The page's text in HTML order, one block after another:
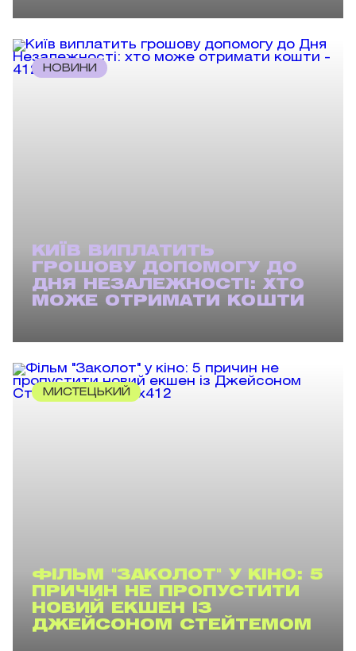
НОВИНИ
КИЇВ ВИПЛАТИТЬ
ГРОШОВУ ДОПОМОГУ ДО
ДНЯ НЕЗАЛЕЖНОСТІ: ХТО
МОЖЕ ОТРИМАТИ КОШТИ
МИСТЕЦЬКИЙ
ФІЛЬМ "ЗАКОЛОТ" У КІНО: 5
ПРИЧИН НЕ ПРОПУСТИТИ
НОВИЙ ЕКШЕН ІЗ
ДЖЕЙСОНОМ СТЕЙТЕМОМ